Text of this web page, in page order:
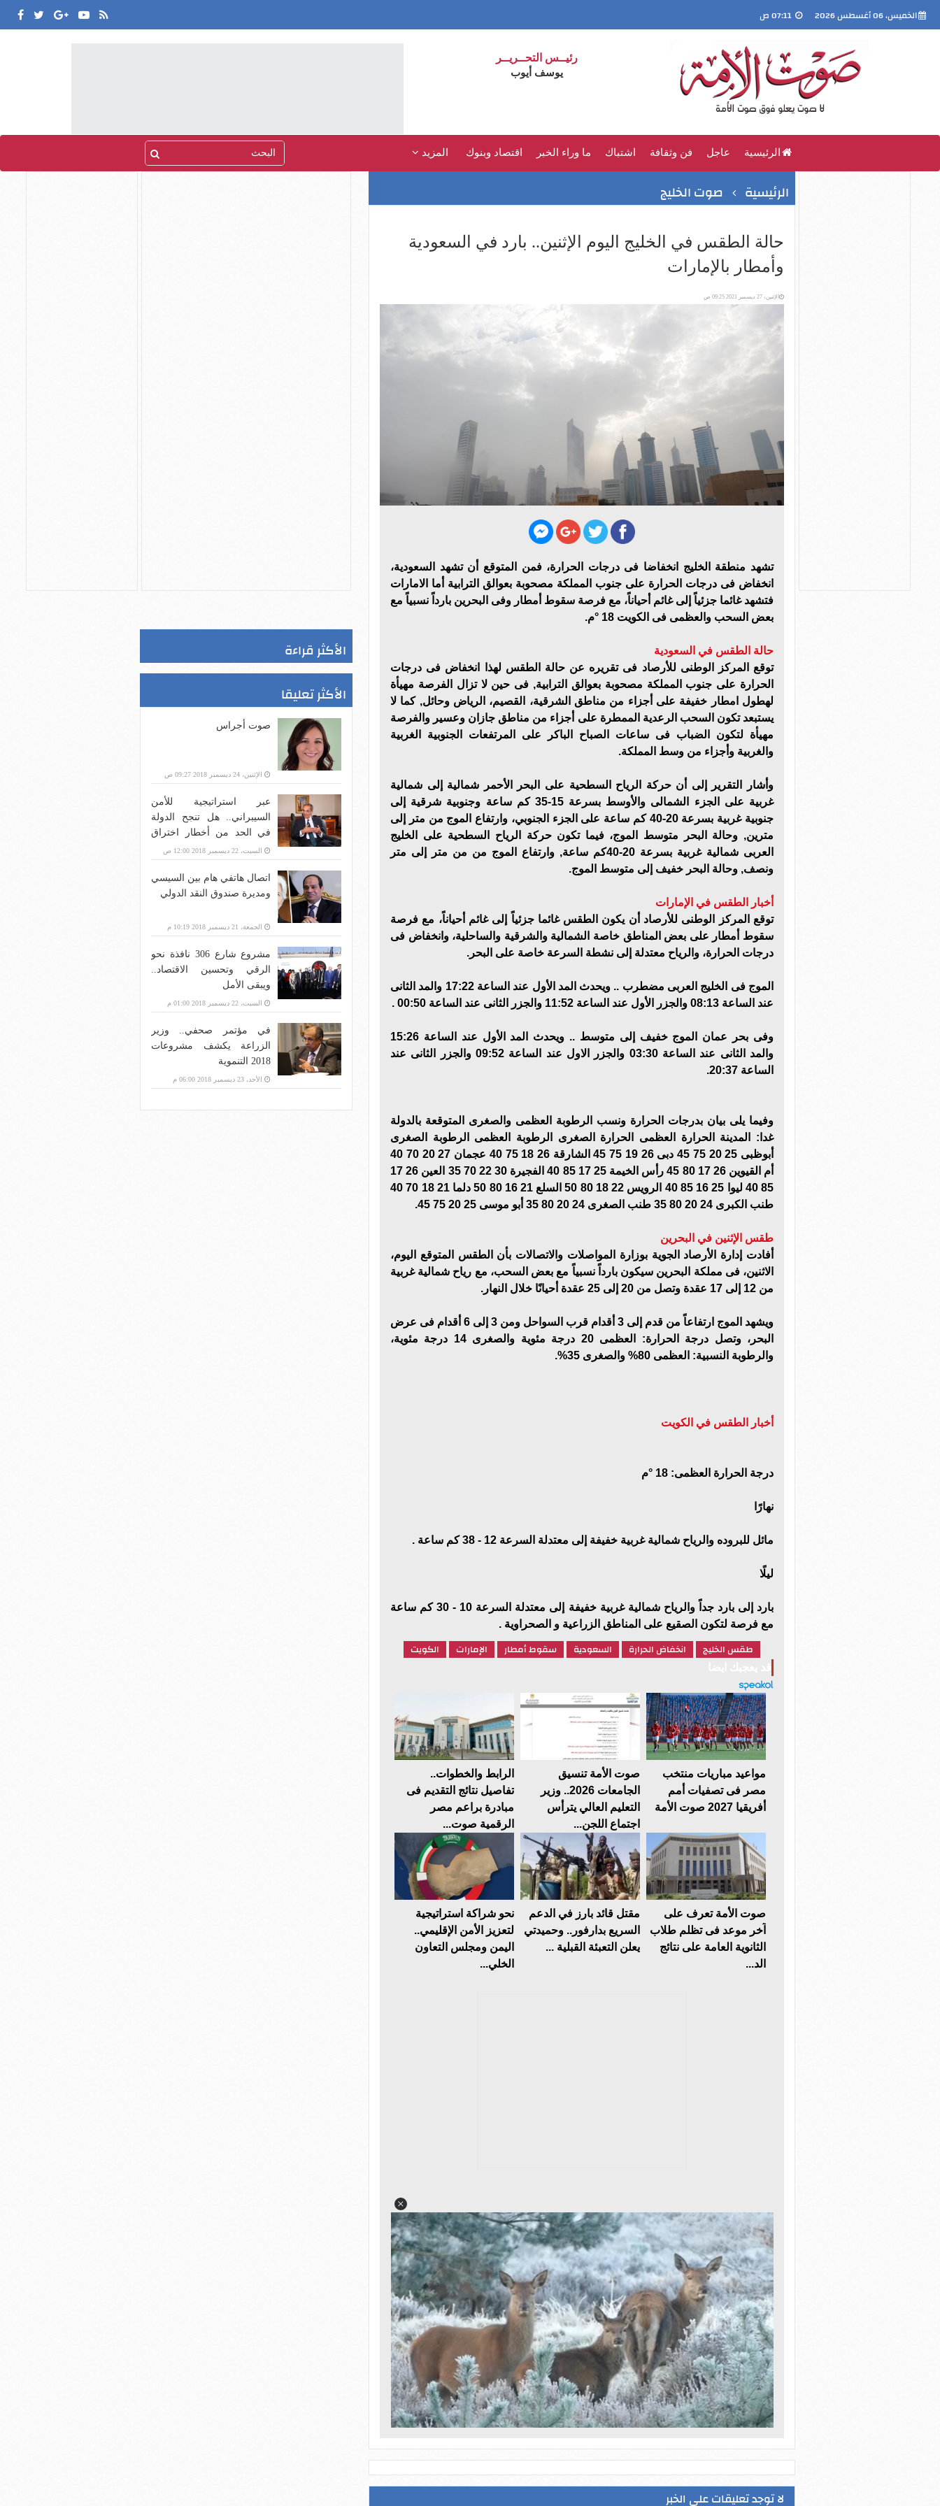
الخميس، 06 أغسطس 2026
رئيــس التحــريــر
يوسف أيوب
الرئيسية عاجل فن وثقافة اشتباك ما وراء الخبر اقتصاد وبنوك المزيد
الرئيسية صوت الخليج
حالة الطقس في الخليج اليوم الإثنين.. بارد في السعودية
وأمطار بالإمارات
الإثنين، 27 ديسمبر 2021 09:25 ص
تشهد منطقة الخليج انخفاضا فى درجات الحرارة، فمن المتوقع أن تشهد السعودية،
انخفاض فى درجات الحرارة على جنوب المملكة مصحوبة بعوالق الترابية أما الامارات
فتشهد غائما جزئياً إلى غائم أحياناً، مع فرصة سقوط أمطار وفى البحرين بارداً نسبياً مع
بعض السحب والعظمى فى الكويت 18 °ﻡ.
حالة الطقس في السعودية
توقع المركز الوطنى للأرصاد فى تقريره عن حالة الطقس لهذا انخفاض فى درجات
الحرارة على جنوب المملكة مصحوبة بعوالق الترابية, فى حين لا تزال الفرصة مهيأة
لهطول امطار خفيفة على أجزاء من مناطق الشرقية، القصيم، الرياض وحائل, كما لا
يستبعد تكون السحب الرعدية الممطرة على أجزاء من مناطق جازان وعسير والفرصة
مهيأة لتكون الضباب فى ساعات الصباح الباكر على المرتفعات الجنوبية الغربية
والغربية وأجزاء من وسط المملكة.
وأشار التقرير إلى أن حركة الرياح السطحية على البحر الأحمر شمالية إلى شمالية
غربية على الجزء الشمالى والأوسط بسرعة 15-35 كم ساعة وجنوبية شرقية إلى
جنوبية غربية بسرعة 20-40 كم ساعة على الجزء الجنوبي، وارتفاع الموج من متر إلى
مترين, وحالة البحر متوسط الموج، فيما تكون حركة الرياح السطحية على الخليج
العربى شمالية غربية بسرعة 20-40كم ساعة, وارتفاع الموج من من متر إلى متر
ونصف, وحالة البحر خفيف إلى متوسط الموج.
أخبار الطقس في الإمارات
توقع المركز الوطنى للأرصاد أن يكون الطقس غائما جزئياً إلى غائم أحياناً، مع فرصة
سقوط أمطار على بعض المناطق خاصة الشمالية والشرقية والساحلية، وانخفاض فى
درجات الحرارة، والرياح معتدلة إلى نشطة السرعة خاصة على البحر.
الموج فى الخليج العربى مضطرب .. ويحدث المد الأول عند الساعة 17:22 والمد الثانى
عند الساعة 08:13 والجزر الأول عند الساعة 11:52 والجزر الثانى عند الساعة 00:50 .
وفى بحر عمان الموج خفيف إلى متوسط .. ويحدث المد الأول عند الساعة 15:26
والمد الثانى عند الساعة 03:30 والجزر الاول عند الساعة 09:52 والجزر الثانى عند
الساعة 20:37.
وفيما يلى بيان بدرجات الحرارة ونسب الرطوبة العظمى والصغرى المتوقعة بالدولة
غدا: المدينة الحرارة العظمى الحرارة الصغرى الرطوبة العظمى الرطوبة الصغرى
أبوظبى 25 20 75 45 دبى 26 19 75 45 الشارقة 26 18 75 40 عجمان 27 20 70 40
أم القيوين 26 17 80 45 رأس الخيمة 25 17 85 40 الفجيرة 30 22 70 35 العين 26 17
85 40 ليوا 25 16 85 40 الرويس 22 18 80 50 السلع 21 16 80 50 دلما 21 18 70 40
طنب الكبرى 24 20 80 35 طنب الصغرى 24 20 80 35 أبو موسى 25 20 75 45.
طقس الإثنين في البحرين
أفادت إدارة الأرصاد الجوية بوزارة المواصلات والاتصالات بأن الطقس المتوقع اليوم،
الاثنين، فى مملكة البحرين سيكون بارداً نسبياً مع بعض السحب، مع رياح شمالية غربية
من 12 إلى 17 عقدة وتصل من 20 إلى 25 عقدة أحيانًا خلال النهار.
ويشهد الموج ارتفاعاً من قدم إلى 3 أقدام قرب السواحل ومن 3 إلى 6 أقدام فى عرض
البحر، وتصل درجة الحرارة: العظمى 20 درجة مئوية والصغرى 14 درجة مئوية،
والرطوبة النسبية: العظمى 80% والصغرى 35%.
أخبار الطقس في الكويت
درجة الحرارة العظمى: 18 °ﻡ
نهارًا
مائل للبروده والرياح شمالية غربية خفيفة إلى معتدلة السرعة 12 - 38 كم ساعة .
ليلًا
بارد إلى بارد جداً والرياح شمالية غربية خفيفة إلى معتدلة السرعة 10 - 30 كم ساعة
مع فرصة لتكون الصقيع على المناطق الزراعية و الصحراوية .
طقس الخليج انخفاض الحرارة السعودية سقوط أمطار الإمارات الكويت
مواعيد مباريات منتخب
مصر فى تصفيات أمم
أفريقيا 2027 صوت الأمة
صوت الأمة تنسيق
الجامعات 2026.. وزير
التعليم العالي يترأس
اجتماع اللجن...
الرابط والخطوات..
تفاصيل نتائج التقديم فى
مبادرة براعم مصر
الرقمية صوت...
صوت الأمة تعرف على
آخر موعد فى تظلم طلاب
الثانوية العامة على نتائج
الد...
مقتل قائد بارز في الدعم
السريع بدارفور.. وحميدتي
يعلن التعبئة القبلية ...
نحو شراكة استراتيجية
لتعزيز الأمن الإقليمي..
اليمن ومجلس التعاون
الخلي...
لا توجد تعليقات على الخبر
الأكثر قراءة
الأكثر تعليقا
صوت أجراس
الإثنين، 24 ديسمبر 2018 09:27 ص
عبر استراتيجية للأمن
السيبراني.. هل تنجح الدولة
في الحد من أخطار اختراق
بنية الاتصالات؟
السبت، 22 ديسمبر 2018 12:00 ص
اتصال هاتفي هام بين السيسي
ومديرة صندوق النقد الدولي
الجمعة، 21 ديسمبر 2018 10:19 م
مشروع شارع 306 نافذة نحو
الرقي وتحسين الاقتصاد..
ويبقى الأمل
السبت، 22 ديسمبر 2018 01:00 م
في مؤتمر صحفي.. وزير
الزراعة يكشف مشروعات
2018 التنموية
الأحد، 23 ديسمبر 2018 06:00 م